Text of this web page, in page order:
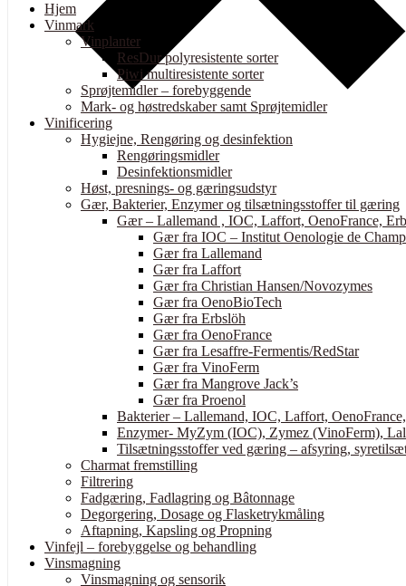
Hjem
Vinmark
Vinplanter
ResDur polyresistente sorter
Piwi multiresistente sorter
Sprøjtemidler – forebyggende
Mark- og høstredskaber samt Sprøjtemidler
Vinificering
Hygiejne, Rengøring og desinfektion
Rengøringsmidler
Desinfektionsmidler
Høst, presnings- og gæringsudstyr
Gær, Bakterier, Enzymer og tilsætningsstoffer til gæring
Gær – Lallemand , IOC, Laffort, OenoFrance,
Gær fra IOC – Institut Oenologie de
Gær fra Lallemand
Gær fra Laffort
Gær fra Christian Hansen/Novozymes
Gær fra OenoBioTech
Gær fra Erbslöh
Gær fra OenoFrance
Gær fra Lesaffre-Fermentis/RedStar
Gær fra VinoFerm
Gær fra Mangrove Jack’s
Gær fra Proenol
Bakterier – Lallemand, IOC, Laffort,
Enzymer- MyZym (IOC), Zymez (VinoFerm),
Tilsætningsstoffer ved gæring – afsyring,
Charmat fremstilling
Filtrering
Fadgæring, Fadlagring og Bâtonnage
Degorgering, Dosage og Flasketrykmåling
Aftapning, Kapsling og Propning
Vinfejl – forebyggelse og behandling
Vinsmagning
Vinsmagning og sensorik